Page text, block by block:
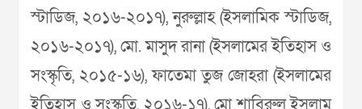
স্টাডিজ, ২০১৬-২০১৭), নুরুল্লাহ (ইসলামিক স্টাডিজ,
২০১৬-২০১৭), মো. মাসুদ রানা (ইসলামের ইতিহাস ও
সংস্কৃতি, ২০১৫-১৬), ফাতেমা তুজ জোহরা (ইসলামের